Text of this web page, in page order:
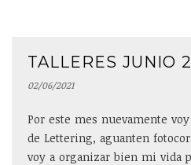
TALLERES JUNIO
02/06/2021
Por este mes nuevamente
de Lettering, aguanten
voy a organizar bien mi vida